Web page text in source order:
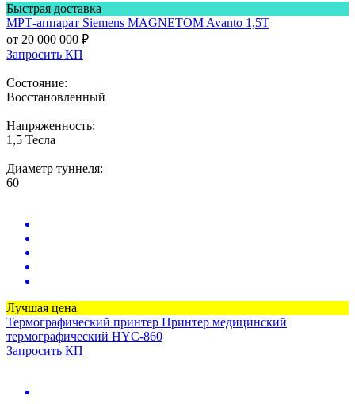
Быстрая доставка
МРТ-аппарат Siemens MAGNETOM Avanto 1,5Т
от 20 000 000 ₽
Запросить КП
Состояние:
Восстановленный
Напряженность:
1,5 Тесла
Диаметр туннеля:
60
Лучшая цена
Термографический принтер Принтер медицинский
термографический HYC-860
Запросить КП